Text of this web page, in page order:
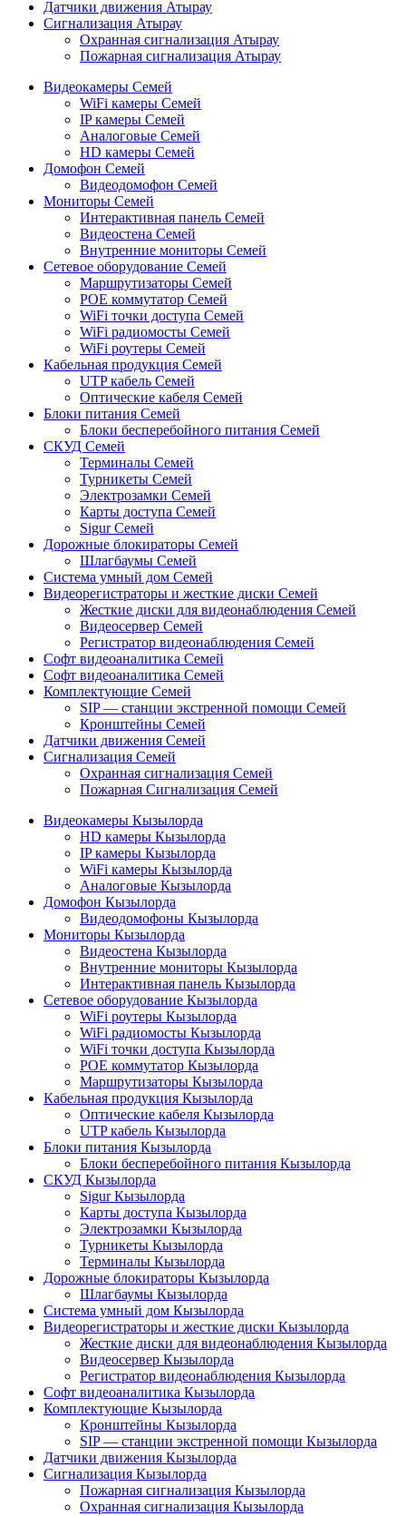
Датчики движения Атырау
Сигнализация Атырау
Охранная сигнализация Атырау
Пожарная сигнализация Атырау
Видеокамеры Семей
WiFi камеры Семей
IP камеры Семей
Аналоговые Семей
HD камеры Семей
Домофон Семей
Видеодомофон Семей
Мониторы Семей
Интерактивная панель Семей
Видеостена Семей
Внутренние мониторы Семей
Сетевое оборудование Семей
Маршрутизаторы Семей
POE коммутатор Семей
WiFi точки доступа Семей
WiFi радиомосты Семей
WiFi роутеры Семей
Кабельная продукция Семей
UTP кабель Семей
Оптические кабеля Семей
Блоки питания Семей
Блоки бесперебойного питания Семей
СКУД Семей
Терминалы Семей
Турникеты Семей
Электрозамки Семей
Карты доступа Семей
Sigur Семей
Дорожные блокираторы Семей
Шлагбаумы Семей
Система умный дом Семей
Видеорегистраторы и жесткие диски Семей
Жесткие диски для видеонаблюдения Семей
Видеосервер Семей
Регистратор видеонаблюдения Семей
Софт видеоаналитика Семей
Софт видеоаналитика Семей
Комплектующие Семей
SIP — станции экстренной помощи Семей
Кронштейны Семей
Датчики движения Семей
Сигнализация Семей
Охранная сигнализация Семей
Пожарная Сигнализация Семей
Видеокамеры Кызылорда
HD камеры Кызылорда
IP камеры Кызылорда
WiFi камеры Кызылорда
Аналоговые Кызылорда
Домофон Кызылорда
Видеодомофоны Кызылорда
Мониторы Кызылорда
Видеостена Кызылорда
Внутренние мониторы Кызылорда
Интерактивная панель Кызылорда
Сетевое оборудование Кызылорда
WiFi роутеры Кызылорда
WiFi радиомосты Кызылорда
WiFi точки доступа Кызылорда
POE коммутатор Кызылорда
Маршрутизаторы Кызылорда
Кабельная продукция Кызылорда
Оптические кабеля Кызылорда
UTP кабель Кызылорда
Блоки питания Кызылорда
Блоки бесперебойного питания Кызылорда
СКУД Кызылорда
Sigur Кызылорда
Карты доступа Кызылорда
Электрозамки Кызылорда
Турникеты Кызылорда
Терминалы Кызылорда
Дорожные блокираторы Кызылорда
Шлагбаумы Кызылорда
Система умный дом Кызылорда
Видеорегистраторы и жесткие диски Кызылорда
Жесткие диски для видеонаблюдения Кызылорда
Видеосервер Кызылорда
Регистратор видеонаблюдения Кызылорда
Софт видеоаналитика Кызылорда
Комплектующие Кызылорда
Кронштейны Кызылорда
SIP — станции экстренной помощи Кызылорда
Датчики движения Кызылорда
Сигнализация Кызылорда
Пожарная сигнализация Кызылорда
Охранная сигнализация Кызылорда